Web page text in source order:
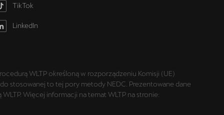
TikTok
LinkedIn
WLTP określoną w rozporządzeniu Komisji (UE)
stosowanej to tej pory metody NEDC. Prezentowane dane
Więcej informacji na temat WLTP na stronie: